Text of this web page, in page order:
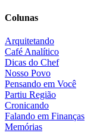
Colunas
Arquitetando
Café Analítico
Dicas do Chef
Nosso Povo
Pensando em Você
Partiu Região
Cronicando
Falando em Finanças
Memórias